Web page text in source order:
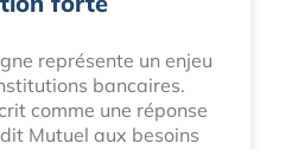
représente un enjeu
bancaires.
comme une réponse
Mutuel aux besoins